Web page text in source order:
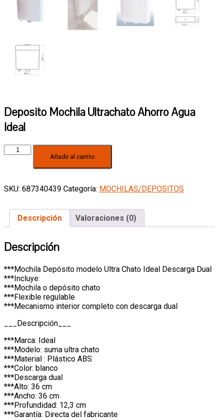
Deposito Mochila Ultrachato Ahorro Agua
Ideal
Deposito
Ultrachato
Agua
Añadir al carrito
SKU: 687340439 Categoría: MOCHILAS/DEPOSITOS
Descripción Valoraciones (0)
Descripción
***Mochila Depósito modelo Ultra Chato Ideal Descarga Dual
***Incluye:
***Mochila o depósito chato
***Flexible regulable
***Mecanismo interior completo con descarga dual
___Descripción___
***Marca: Ideal
***Modelo: suma ultra chato
***Material : Plástico ABS
***Color: blanco
***Descarga dual
***Alto: 36 cm
***Ancho: 36 cm
***Profundidad: 12,3 cm
***Garantía: Directa del fabricante